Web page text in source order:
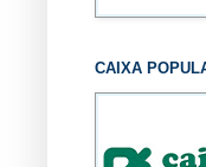
CAIXA